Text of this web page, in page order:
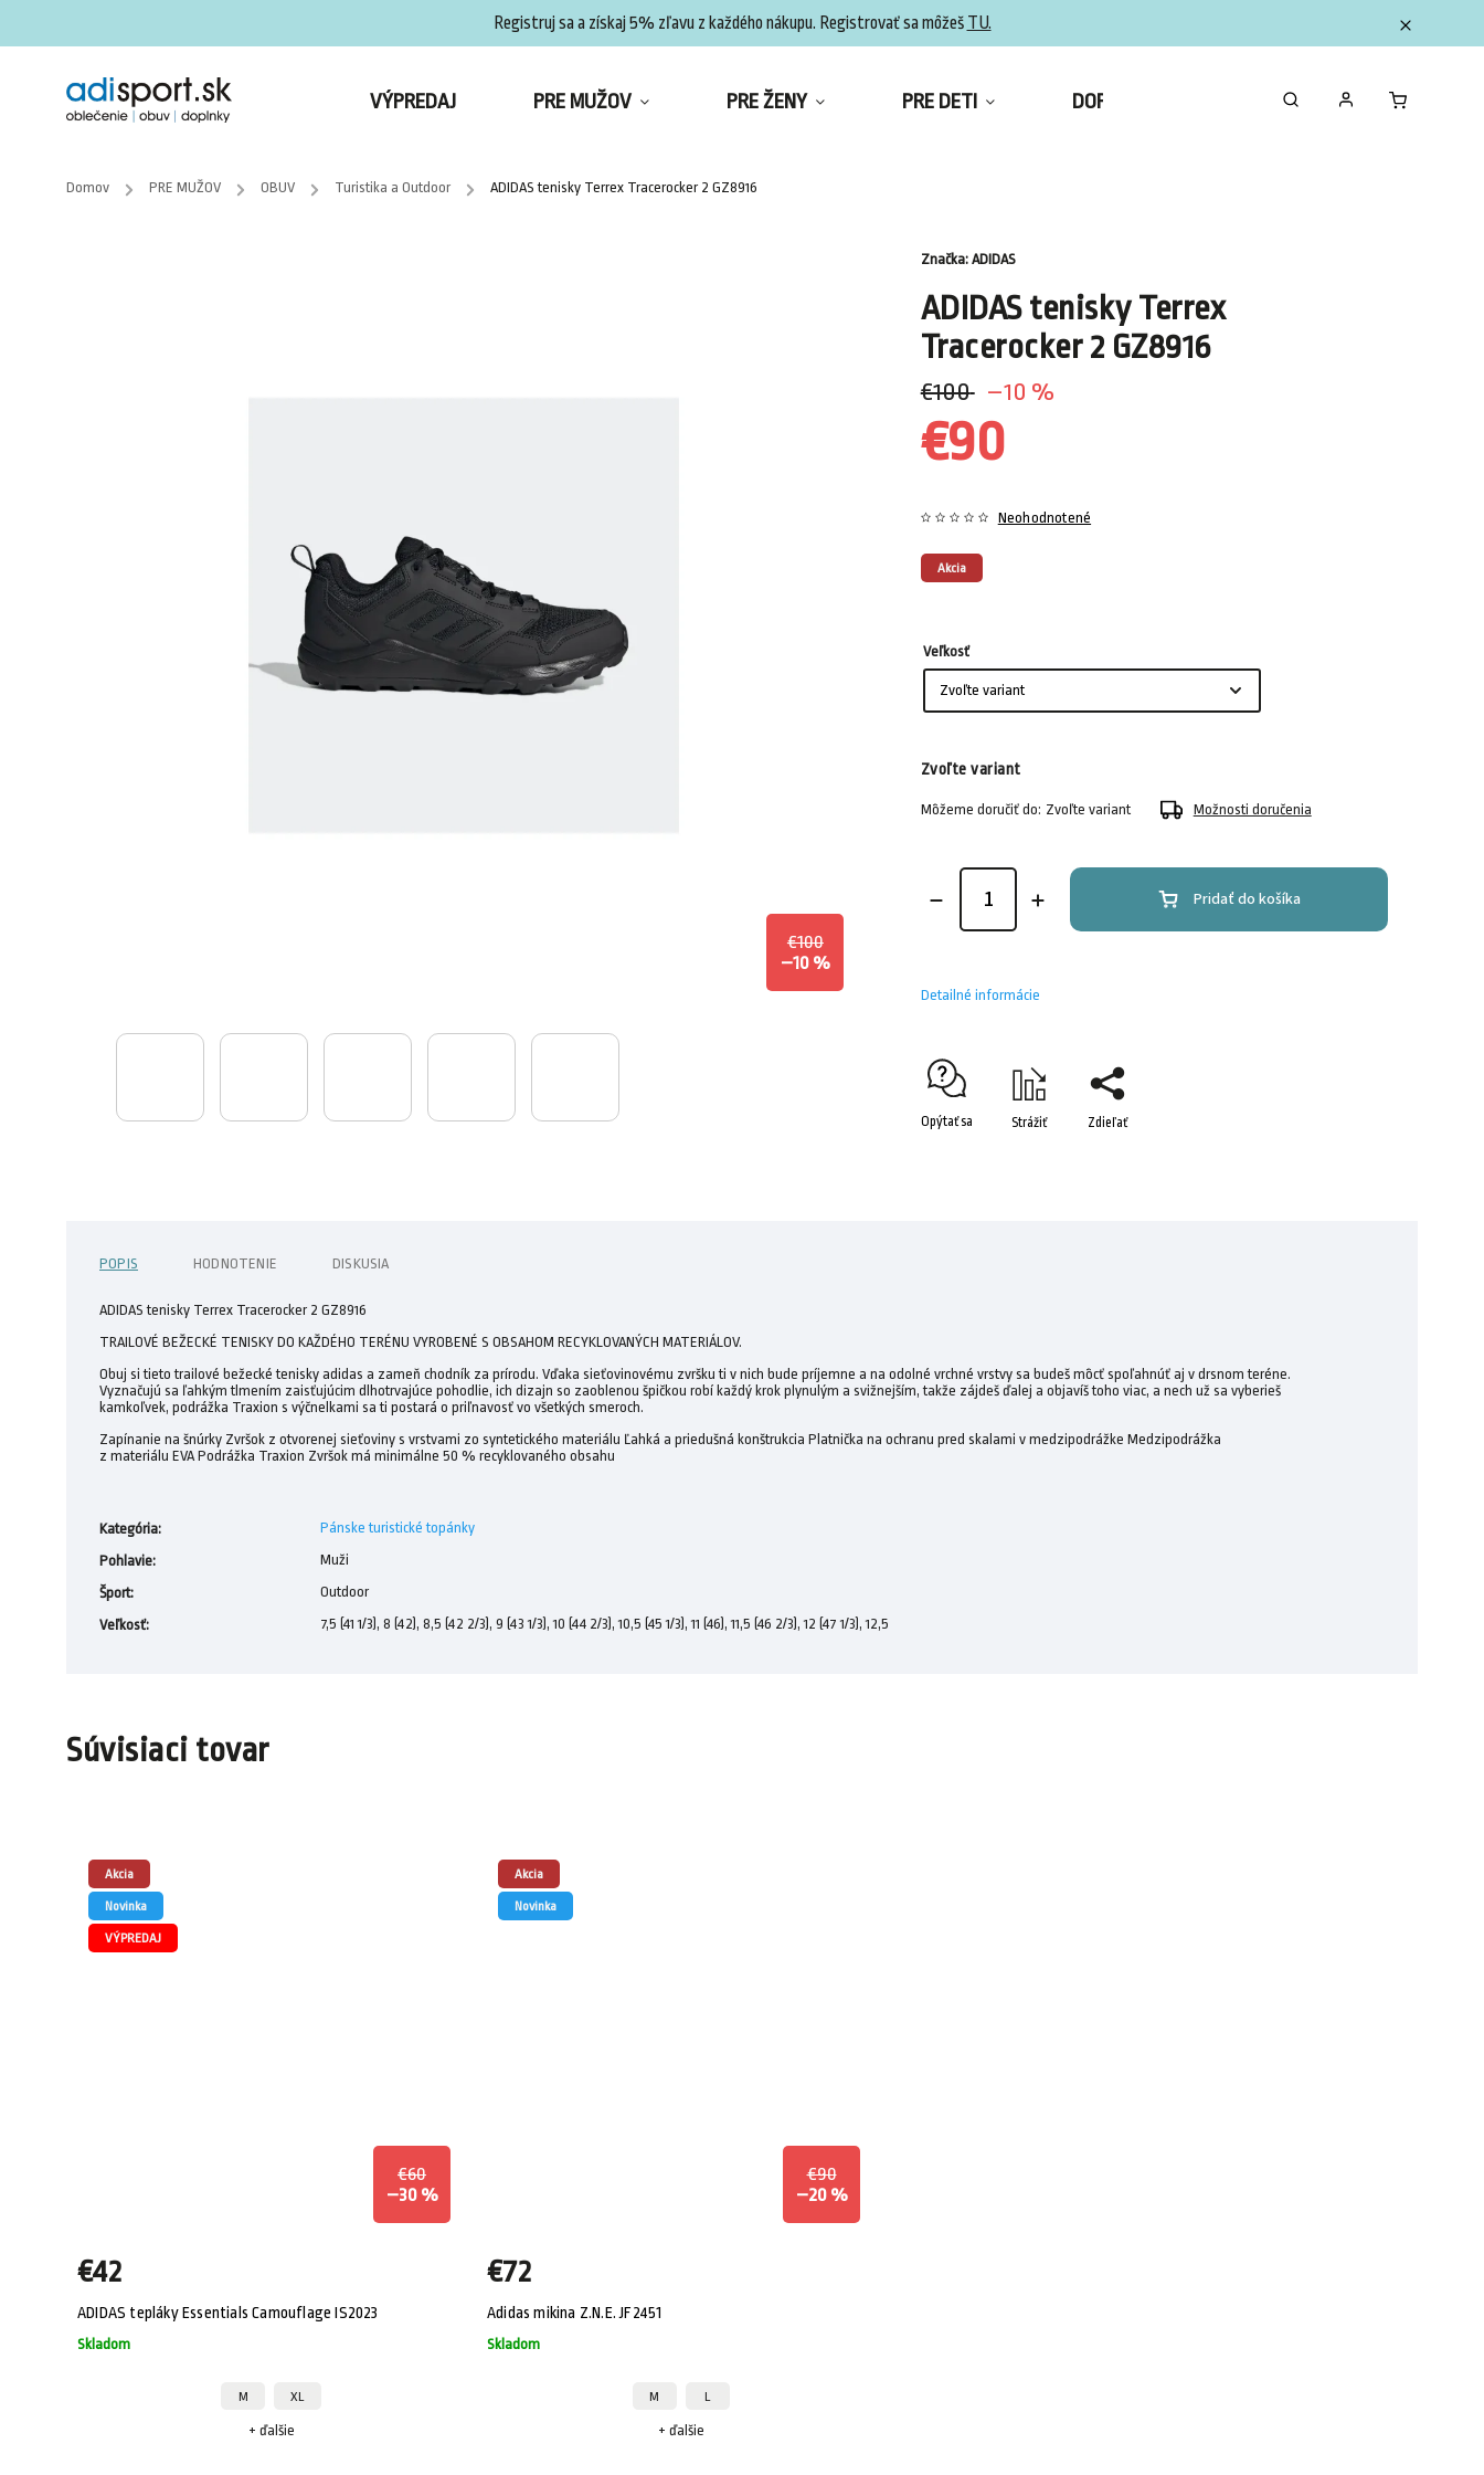
Registruj sa a získaj 5% zľavu z každého nákupu. Registrovať sa môžeš TU.
VÝPREDAJ PRE MUŽOV PRE ŽENY PRE DETI DOPLNKY ZBERATEĽSKÉ FIGURKY
Domov / PRE MUŽOV / OBUV / Turistika a Outdoor / ADIDAS tenisky Terrex Tracerocker 2 GZ8916
€100
–10 %
ADIDAS tenisky Terrex
Tracerocker 2 GZ8916
€100 –10 %
€90
Akcia
Neohodnotené
Značka: ADIDAS
Veľkosť
Zvoľte variant
Môžeme doručiť do: Zvoľte variant Možnosti doručenia
Pridať do košíka
Detailné informácie
Opýtať sa Strážiť Zdieľať
POPIS HODNOTENIE DISKUSIA
ADIDAS tenisky Terrex Tracerocker 2 GZ8916
TRAILOVÉ BEŽECKÉ TENISKY DO KAŽDÉHO TERÉNU VYROBENÉ S OBSAHOM RECYKLOVANÝCH MATERIÁLOV.
Obuj si tieto trailové bežecké tenisky adidas a zameň chodník za prírodu. Vďaka sieťovinovému zvršku ti v nich bude príjemne a na odolné vrchné vrstvy sa budeš môcť spoľahnúť aj v drsnom teréne.
Vyznačujú sa ľahkým tlmením zaisťujúcim dlhotrvajúce pohodlie, ich dizajn so zaoblenou špičkou robí každý krok plynulým a svižnejším, takže zájdeš ďalej a objavíš toho viac, a nech už sa vyberieš
kamkoľvek, podrážka Traxion s výčnelkami sa ti postará o priľnavosť vo všetkých smeroch.
Zapínanie na šnúrky Zvršok z otvorenej sieťoviny s vrstvami zo syntetického materiálu Ľahká a priedušná konštrukcia Platnička na ochranu pred skalami v medzipodrážke Medzipodrážka
z materiálu EVA Podrážka Traxion Zvršok má minimálne 50 % recyklovaného obsahu
Kategória:
Pánske turistické topánky
Pohlavie:
Muži
Šport:
Outdoor
Veľkosť: 7,5 (41 1/3), 8 (42), 8,5 (42 2/3), 9 (43 1/3), 10 (44 2/3), 10,5 (45 1/3), 11 (46), 11,5 (46 2/3), 12 (47 1/3), 12,5
Súvisiaci tovar
Akcia
Novinka
VÝPREDAJ
€60
–30 %
ADIDAS tepláky Essentials Camouflage IS2023
Skladom
€42
M XL
+ ďalšie
Akcia
Novinka
€90
–20 %
Adidas mikina Z.N.E. JF2451
Skladom
€72
M L
+ ďalšie